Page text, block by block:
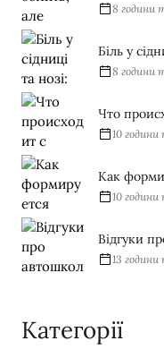
8 години
Біль у
8 години
Что
10
Как
10
Відгуки
13
Категорії